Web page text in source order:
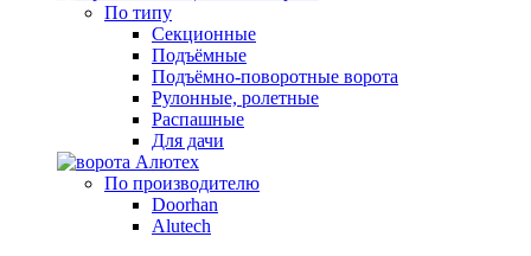
По типу
Секционные
Подъёмные
Подъёмно-поворотные ворота
Рулонные, ролетные
Распашные
Для дачи
По производителю
Doorhan
Alutech